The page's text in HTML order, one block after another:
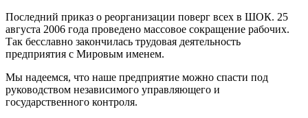
Последний приказ о реорганизации поверг всех в ШОК. 25
aвгуста 2006 года проведено массовое сокращение рабочих.
Так бесславно закончилась трудовая деятельность
предприятия с Мировым именем.
Мы надеемся, что наше предприятие можно спасти под
руководством независимого управляющего и
государственного контроля.